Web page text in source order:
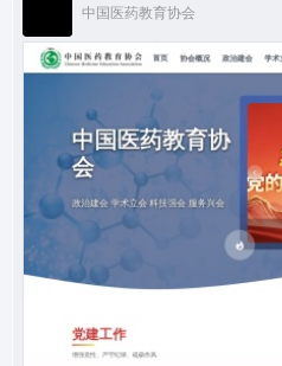
中国医药教育协会